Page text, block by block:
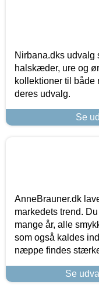
Nirbana.dks
halskæder, ure og
kollektioner til både
deres udvalg.
Se
AnneBrauner.dk
markedets trend.
mange år, alle
som også kaldes
næppe findes
Se